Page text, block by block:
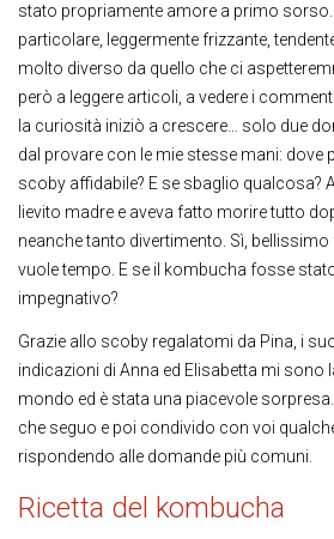
stato propriamente amore a primo
particolare, leggermente frizzante,
molto diverso da quello che ci
però a leggere articoli, a vedere i
la curiosità iniziò a crescere… solo due
dal provare con le mie stesse mani: dove
scoby affidabile? E se sbaglio qualcosa?
lievito madre e aveva fatto morire tutto
neanche tanto divertimento. Sì,
vuole tempo. E se il kombucha fosse
impegnativo?
Grazie allo scoby regalatomi da Pina, i
indicazioni di Anna ed Elisabetta mi sono
mondo ed è stata una piacevole
che seguo e poi condivido con voi
rispondendo alle domande più comuni.
Ricetta del kombucha